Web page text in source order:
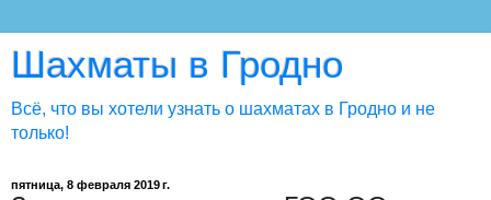
Шахматы в Гродно
Всё, что вы хотели узнать о шахматах в Гродно и не
только!
пятница, 8 февраля 2019 г.